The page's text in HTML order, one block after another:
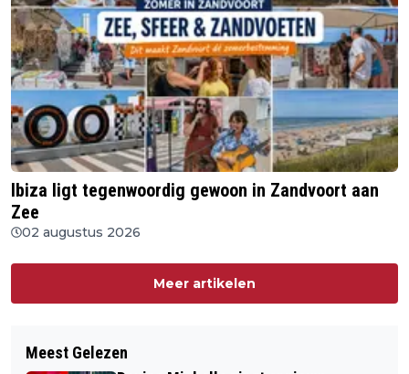
Ibiza ligt tegenwoordig gewoon in Zandvoort aan
Zee
02 augustus 2026
Meer artikelen
Meest Gelezen